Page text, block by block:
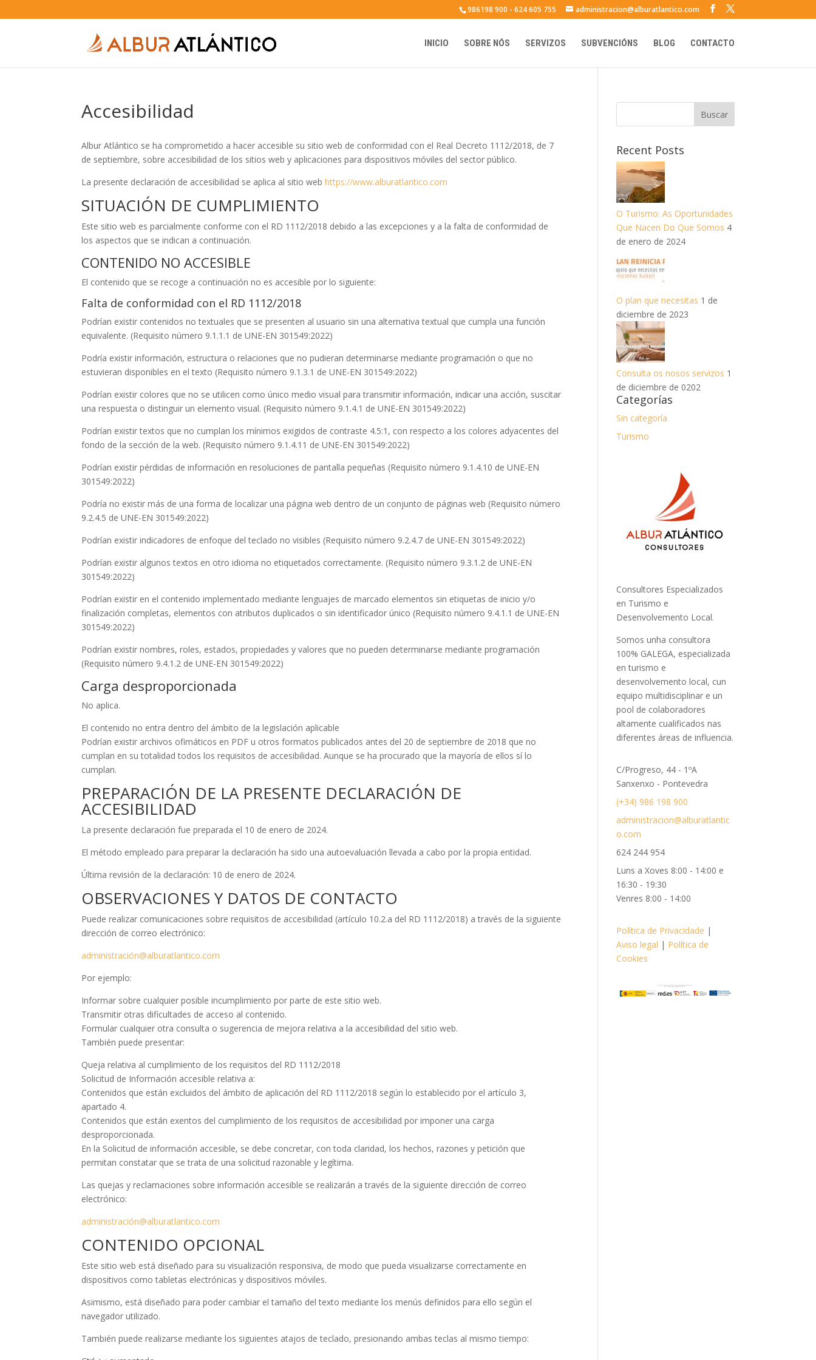
986198 900 - 624 605 755 administracion@alburatlantico.com
INICIO SOBRE NÓS SERVIZOS SUBVENCIÓNS BLOG CONTACTO
Accesibilidad
Albur Atlántico se ha comprometido a hacer accesible su sitio web de conformidad con el Real Decreto 1112/2018, de 7
de septiembre, sobre accesibilidad de los sitios web y aplicaciones para dispositivos móviles del sector público.
La presente declaración de accesibilidad se aplica al sitio webhttps://www.alburatlantico.com
SITUACIÓN DE CUMPLIMIENTO
Este sitio web es parcialmente conforme con el RD 1112/2018 debido a las excepciones y a la falta de conformidad de
los aspectos que se indican a continuación.
CONTENIDO NO ACCESIBLE
El contenido que se recoge a continuación no es accesible por lo siguiente:
Falta de conformidad con el RD 1112/2018
Podrían existir contenidos no textuales que se presenten al usuario sin una alternativa textual que cumpla una función
equivalente. (Requisito número 9.1.1.1 de UNE-EN 301549:2022)
Podría existir información, estructura o relaciones que no pudieran determinarse mediante programación o que no
estuvieran disponibles en el texto (Requisito número 9.1.3.1 de UNE-EN 301549:2022)
Podrían existir colores que no se utilicen como único medio visual para transmitir información, indicar una acción, suscitar
una respuesta o distinguir un elemento visual. (Requisito número 9.1.4.1 de UNE-EN 301549:2022)
Podrían existir textos que no cumplan los mínimos exigidos de contraste 4.5:1, con respecto a los colores adyacentes del
fondo de la sección de la web. (Requisito número 9.1.4.11 de UNE-EN 301549:2022)
Podrían existir pérdidas de información en resoluciones de pantalla pequeñas (Requisito número 9.1.4.10 de UNE-EN
301549:2022)
Podría no existir más de una forma de localizar una página web dentro de un conjunto de páginas web (Requisito número
9.2.4.5 de UNE-EN 301549:2022)
Podrían existir indicadores de enfoque del teclado no visibles (Requisito número 9.2.4.7 de UNE-EN 301549:2022)
Podrían existir algunos textos en otro idioma no etiquetados correctamente. (Requisito número 9.3.1.2 de UNE-EN
301549:2022)
Podrían existir en el contenido implementado mediante lenguajes de marcado elementos sin etiquetas de inicio y/o
finalización completas, elementos con atributos duplicados o sin identificador único (Requisito número 9.4.1.1 de UNE-EN
301549:2022)
Podrían existir nombres, roles, estados, propiedades y valores que no pueden determinarse mediante programación
(Requisito número 9.4.1.2 de UNE-EN 301549:2022)
Carga desproporcionada
No aplica.
El contenido no entra dentro del ámbito de la legislación aplicable
Podrían existir archivos ofimáticos en PDF u otros formatos publicados antes del 20 de septiembre de 2018 que no
cumplan en su totalidad todos los requisitos de accesibilidad. Aunque se ha procurado que la mayoría de ellos sí lo
cumplan.
PREPARACIÓN DE LA PRESENTE DECLARACIÓN DE
ACCESIBILIDAD
La presente declaración fue preparada el 10 de enero de 2024.
El método empleado para preparar la declaración ha sido una autoevaluación llevada a cabo por la propia entidad.
Última revisión de la declaración: 10 de enero de 2024.
OBSERVACIONES Y DATOS DE CONTACTO
Puede realizar comunicaciones sobre requisitos de accesibilidad (artículo 10.2.a del RD 1112/2018) a través de la siguiente
dirección de correo electrónico:
administración@alburatlantico.com
Por ejemplo:
Informar sobre cualquier posible incumplimiento por parte de este sitio web.
Transmitir otras dificultades de acceso al contenido.
Formular cualquier otra consulta o sugerencia de mejora relativa a la accesibilidad del sitio web.
También puede presentar:
Queja relativa al cumplimiento de los requisitos del RD 1112/2018
Solicitud de Información accesible relativa a:
Contenidos que están excluidos del ámbito de aplicación del RD 1112/2018 según lo establecido por el artículo 3,
apartado 4.
Contenidos que están exentos del cumplimiento de los requisitos de accesibilidad por imponer una carga
desproporcionada.
En la Solicitud de información accesible, se debe concretar, con toda claridad, los hechos, razones y petición que
permitan constatar que se trata de una solicitud razonable y legítima.
Las quejas y reclamaciones sobre información accesible se realizarán a través de la siguiente dirección de correo
electrónico:
administración@alburatlantico.com
CONTENIDO OPCIONAL
Este sitio web está diseñado para su visualización responsiva, de modo que pueda visualizarse correctamente en
dispositivos como tabletas electrónicas y dispositivos móviles.
Asimismo, está diseñado para poder cambiar el tamaño del texto mediante los menús definidos para ello según el
navegador utilizado.
También puede realizarse mediante los siguientes atajos de teclado, presionando ambas teclas al mismo tiempo:
Recent Posts
O Turismo: As Oportunidades
Que Nacen Do Que Somos 4
de enero de 2024
O plan que necesitas 1 de
diciembre de 2023
Consulta os nosos servizos 1
de diciembre de 0202
Categorías
Sin categoría
Turismo
Consultores Especializados
en Turismo e
Desenvolvemento Local.
Somos unha consultora
100% GALEGA, especializada
en turismo e
desenvolvemento local, cun
equipo multidisciplinar e un
pool de colaboradores
altamente cualificados nas
diferentes áreas de influencia.
C/Progreso, 44 - 1ºA
Sanxenxo - Pontevedra
(+34) 986 198 900
administracion@alburatlantic
o.com
624 244 954
Luns a Xoves 8:00 - 14:00 e
16:30 - 19:30
Venres 8:00 - 14:00
Política de Privacidade |
Aviso legal | Política de
Cookies